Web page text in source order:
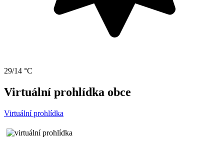
29/14 °C
Virtuální prohlídka obce
Virtuální prohlídka